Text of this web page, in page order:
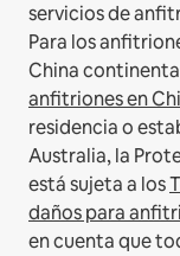
servicios de
Para los
China
anfitriones en
residencia o
Australia, la
está sujeta a los
daños para
en cuenta que